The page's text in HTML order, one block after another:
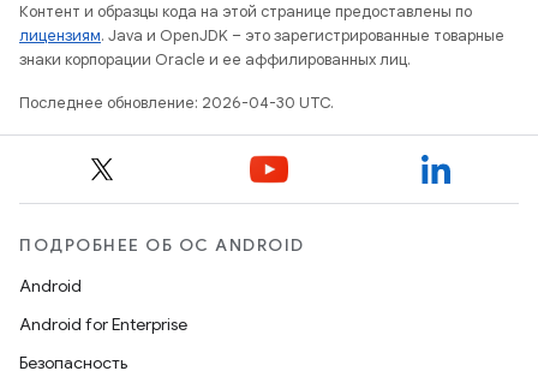
Контент и образцы кода на этой странице предоставлены по
лицензиям. Java и OpenJDK – это зарегистрированные товарные
знаки корпорации Oracle и ее аффилированных лиц.
Последнее обновление: 2026-04-30 UTC.
ПОДРОБНЕЕ ОБ ОС ANDROID
Android
Android for Enterprise
Безопасность